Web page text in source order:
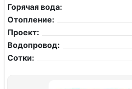
Горячая вода:
Отопление:
Проект:
Водопровод:
Сотки: